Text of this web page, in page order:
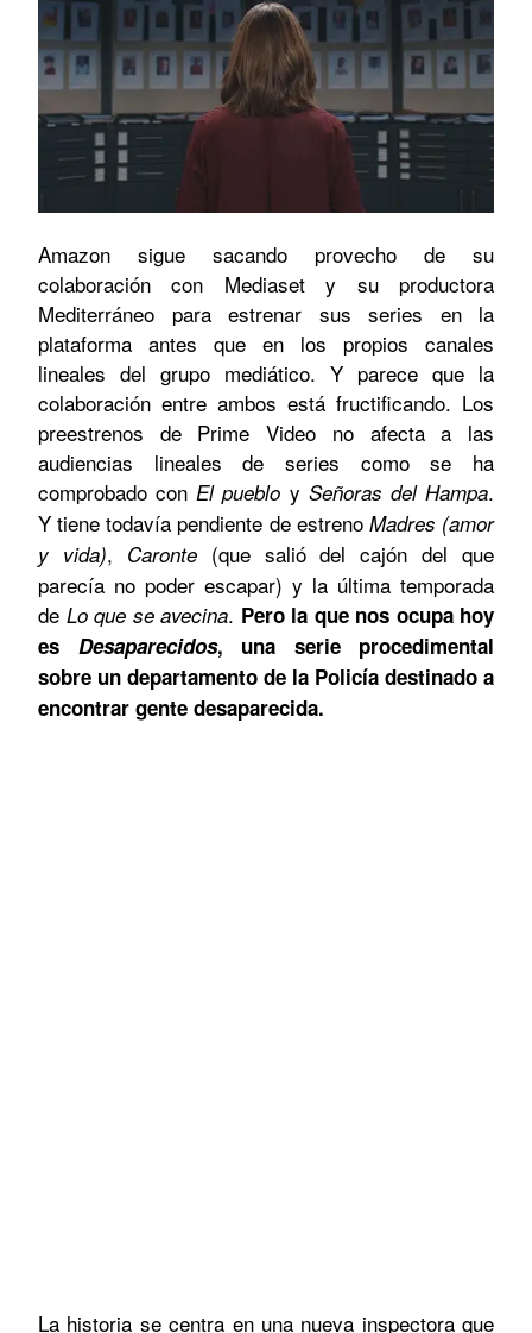
Amazon sigue sacando provecho de su
colaboración con Mediaset y su productora
Mediterráneo para estrenar sus series en la
plataforma antes que en los propios canales
lineales del grupo mediático. Y parece que la
colaboración entre ambos está fructificando. Los
preestrenos de Prime Video no afecta a las
audiencias lineales de series como se ha
comprobado conEl pueblo y Señoras del Hampa.
Y tiene todavía pendiente de estreno Madres (amor
y vida), Caronte(que salió del cajón del que
parecía no poder escapar) y la última temporada
de Lo que se avecina. Pero la que nos ocupa hoy
es Desaparecidos, una serie procedimental
sobre un departamento de la Policía destinado a
encontrar gente desaparecida.
La historia se centra en una nueva inspectora que